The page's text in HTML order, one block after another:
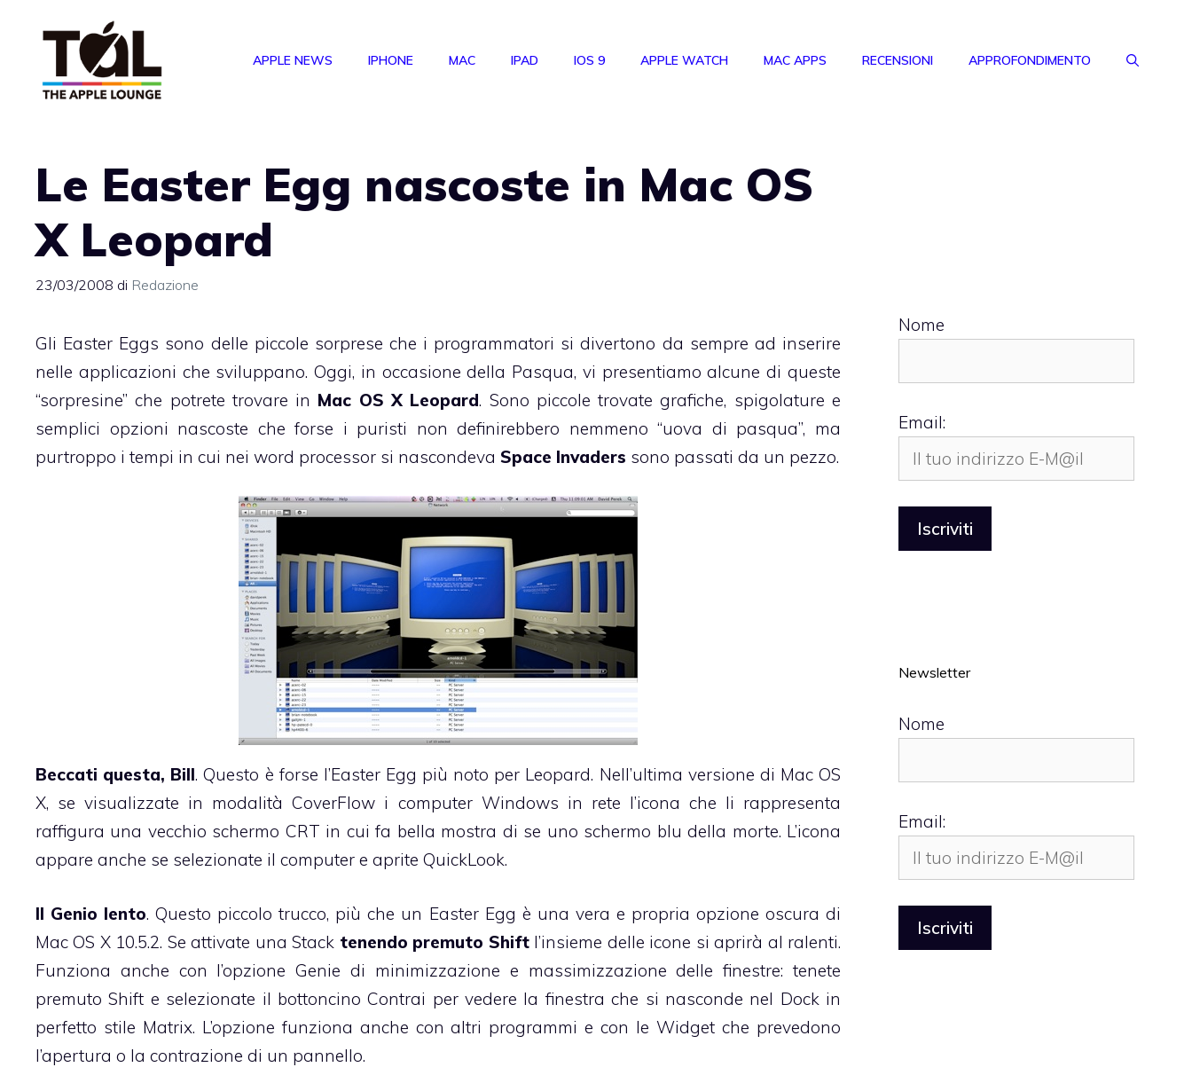
APPLE NEWS IPHONE MAC IPAD IOS 9 APPLE WATCH MAC APPS RECENSIONI APPROFONDIMENTO
Le Easter Egg nascoste in Mac OS
X Leopard
23/03/2008 di Redazione
Gli Easter Eggs sono delle piccole sorprese che i programmatori si divertono da sempre ad inserire
nelle applicazioni che sviluppano. Oggi, in occasione della Pasqua, vi presentiamo alcune di queste
“sorpresine” che potrete trovare in Mac OS X Leopard. Sono piccole trovate grafiche, spigolature e
semplici opzioni nascoste che forse i puristi non definirebbero nemmeno “uova di pasqua”, ma
purtroppo i tempi in cui nei word processor si nascondeva Space Invaders sono passati da un pezzo.
Beccati questa, Bill. Questo è forse l’Easter Egg più noto per Leopard. Nell’ultima versione di Mac OS
X, se visualizzate in modalità CoverFlow i computer Windows in rete l’icona che li rappresenta
raffigura una vecchio schermo CRT in cui fa bella mostra di se uno schermo blu della morte. L’icona
appare anche se selezionate il computer e aprite QuickLook.
Il Genio lento. Questo piccolo trucco, più che un Easter Egg è una vera e propria opzione oscura di
Mac OS X 10.5.2. Se attivate una Stack tenendo premuto Shiftl’insieme delle icone si aprirà al ralenti.
Funziona anche con l’opzione Genie di minimizzazione e massimizzazione delle finestre: tenete
premuto Shift e selezionate il bottoncino Contrai per vedere la finestra che si nasconde nel Dock in
perfetto stile Matrix. L’opzione funziona anche con altri programmi e con le Widget che prevedono
l’apertura o la contrazione di un pannello.
Nome
Email:
Newsletter
Nome
Email: